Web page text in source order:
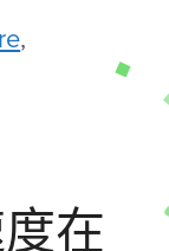
,
在